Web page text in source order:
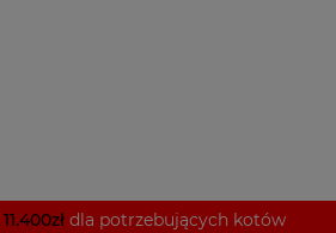
11.400zł dla potrzebujących kotów